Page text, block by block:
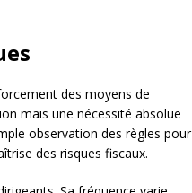
des moyens de
mais une nécessité absolue
observation des règles pour
des risques fiscaux.